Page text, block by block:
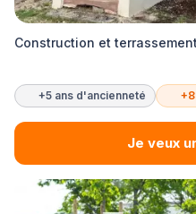
Construction et
+5 ans d'ancienneté
Je veux